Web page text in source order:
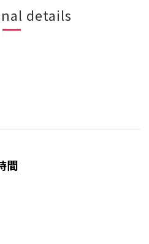
details
間